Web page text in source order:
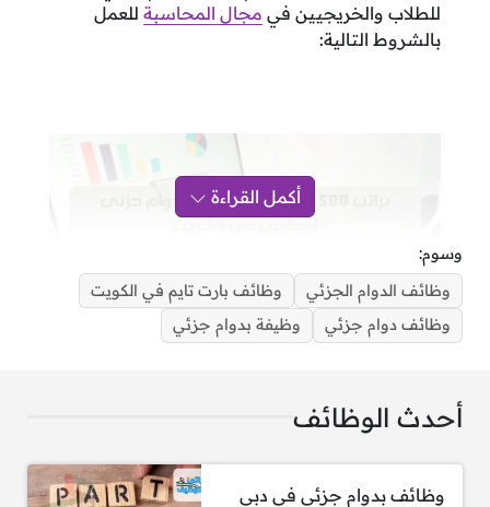
للطلاب والخريجيين في مجال المحاسبةللعمل
بالشروط التالية:
تقديم وظيفة بدوام جزئي للنساء والرجال برواتب ومزايا
مطلوب محاسب
أكمل القراءة
وسوم:
وظائف الدوام الجزئي
وظائف بارت تايم في الكويت
وظائف دوام جزئي
وظيفة بدوام جزئي
أحدث الوظائف
وظائف بدوام جزئي في دبي